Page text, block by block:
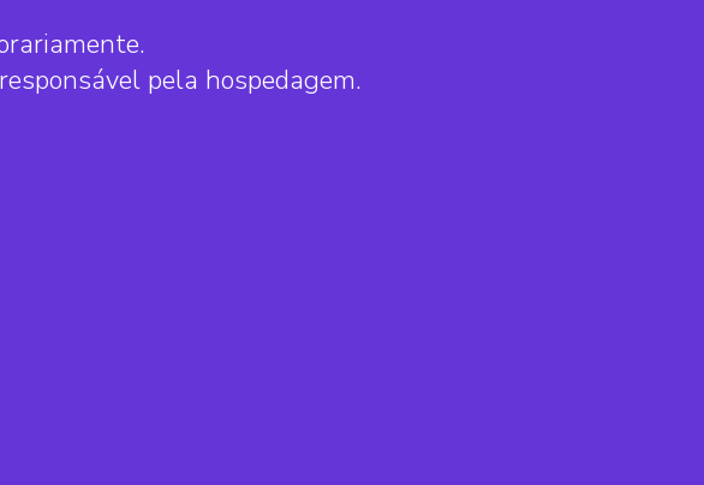
pela hospedagem.